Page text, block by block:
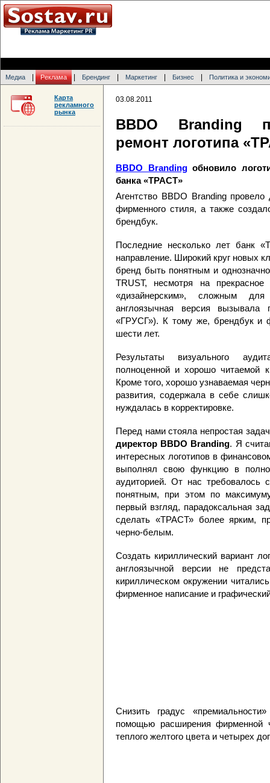
Медиа Реклама Брендинг Маркетинг Бизнес Политика и
03.08.2011
BBDO Branding
ремонт логотипа
BBDO Brandingобновило
банка «ТРАСТ»
Агентство BBDO Branding
фирменного стиля, а также
брендбук.
Последние несколько лет банк
направление. Широкий круг новых
бренд быть понятным и
TRUST, несмотря на
«дизайнерским», сложным
англоязычная версия вызывала
«ГРУСГ»). К тому же, брендбук и
шести лет.
Результаты визуального
полноценной и хорошо читаемой
Кроме того, хорошо узнаваемая
развития, содержала в себе
нуждалась в корректировке.
Перед нами стояла непростая
директор BBDO Branding. Я
интересных логотипов в
выполнял свою функцию в
аудиторией. От нас требовалось
понятным, при этом по
первый взгляд, парадоксальная
сделать «ТРАСТ» более ярким,
черно-белым.
Создать кириллический вариант
англоязычной версии не
кириллическом окружении
фирменное написание и
Cнизить градус
помощью расширения фирменной
теплого желтого цвета и четырех
Карта
рекламного
рынка